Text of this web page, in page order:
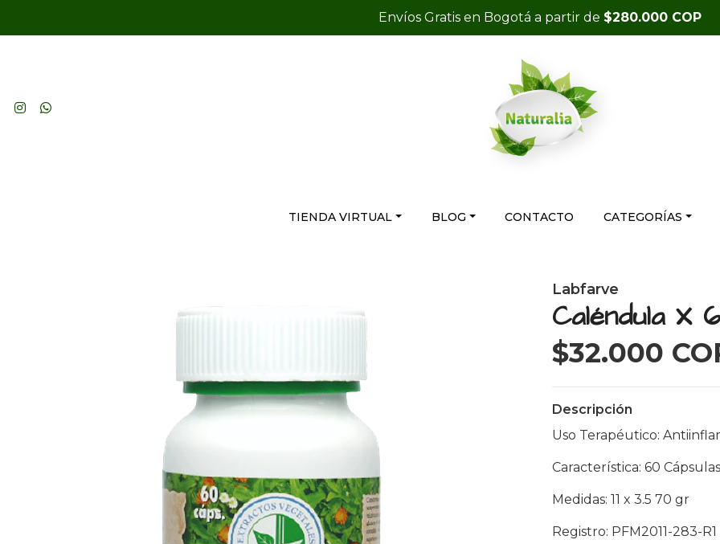
Envíos Gratis en Bogotá a partir de $280.000 COP
TIENDA VIRTUAL BLOG CONTACTO CATEGORÍAS
Labfarve
Caléndula
$32.000
Descripción
Uso Terapéutico:
Característica: 60 Cápsulas
Medidas: 11 x 3.5 70 gr
Registro: PFM2011-283-R1